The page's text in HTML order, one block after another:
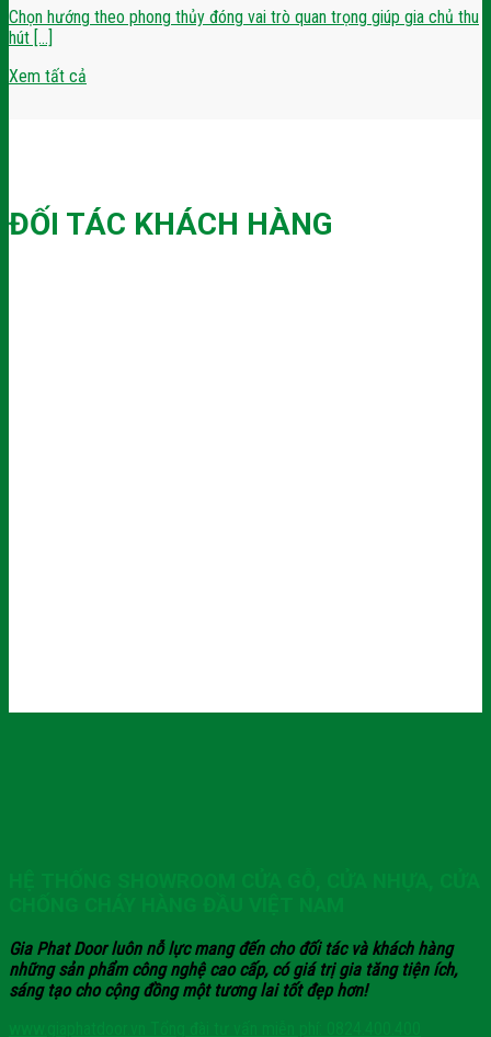
Chọn hướng theo phong thủy đóng vai trò quan trọng giúp gia chủ thu
hút [...]
Xem tất cả
ĐỐI TÁC KHÁCH HÀNG
Gia Phat Door luôn nỗ lực mang đến cho đối tác và khách hàng
những sản phẩm công nghệ cao cấp, có giá trị gia tăng tiện ích,
sáng tạo cho cộng đồng một tương lai tốt đẹp hơn!